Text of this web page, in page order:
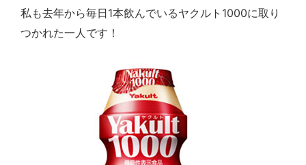
私も去年から毎日 1本飲んでいるヤクルト 1000に取り
つかれた一人です！